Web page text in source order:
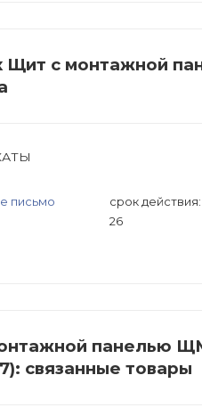
Щит с монтажной
письмо
срок действия:
26
панелью
связанные товары